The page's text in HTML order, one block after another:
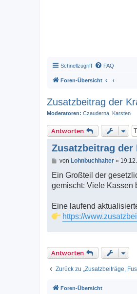
Schnellzugriff FAQ
Foren-Übersicht
Zusatzbeitrag der
Moderatoren: Czauderna Karsten
Antworten
Zusatzbeitrag der
B
i
r
von Lohnbuchhalter»
Ein Großteil der
gemischt: Viele Kassen
Eine laufend
https://
Antworten
Zurück zu „Zusatzbeiträge,
Foren-Übersicht